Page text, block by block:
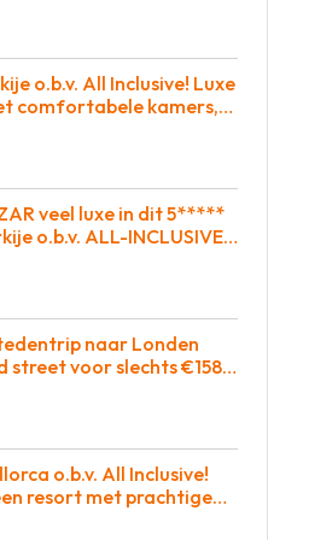
zwembad! €565 p.p. =
o.b.v. All Inclusive! Luxe
comfortabele kamers,
veel luxe in dit 5*****
o.b.v. ALL-INCLUSIVE =
naar Londen
street voor slechts €158 =
o.b.v. All Inclusive!
resort met prachtige
met entertainment